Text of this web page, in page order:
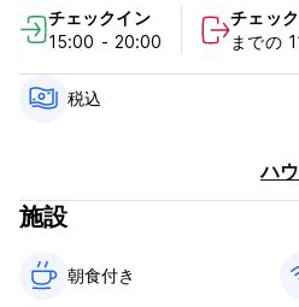
(Auto-translated from original
チェックイン
15:00 - 20:00
チェッ
までの
税込
ハ
施設
朝食付き‎